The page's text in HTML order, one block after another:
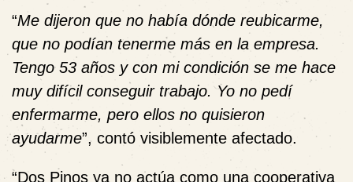
“Me dijeron que no había dónde reubicarme,
que no podían tenerme más en la empresa.
Tengo 53 años y con mi condición se me hace
muy difícil conseguir trabajo. Yo no pedí
enfermarme, pero ellos no quisieron
ayudarme”, contó visiblemente afectado.
“Dos Pinos ya no actúa como una cooperativa